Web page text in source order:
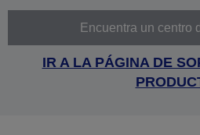
Encuentra un centro
IR A LA PÁGINA DE